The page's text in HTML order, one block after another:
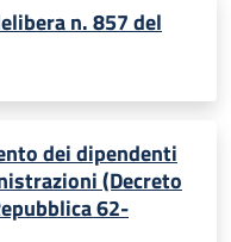
n. 857 del
dei dipendenti
(Decreto
62-